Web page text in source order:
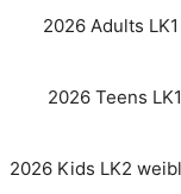
2026 Adults
2026 Teens
2026 Kids LK2